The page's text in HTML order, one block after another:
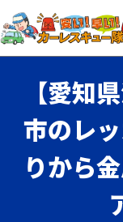
【愛知
市のレ
りから